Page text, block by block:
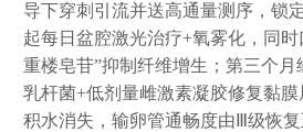
导下穿刺引流并送高通量测序，锁
起每日盆腔激光治疗+氧雾化，同
重楼皂苷”抑制纤维增生；第三个月
乳杆菌+低剂量雌激素凝胶修复黏膜
积水消失，输卵管通畅度由Ⅲ级恢复